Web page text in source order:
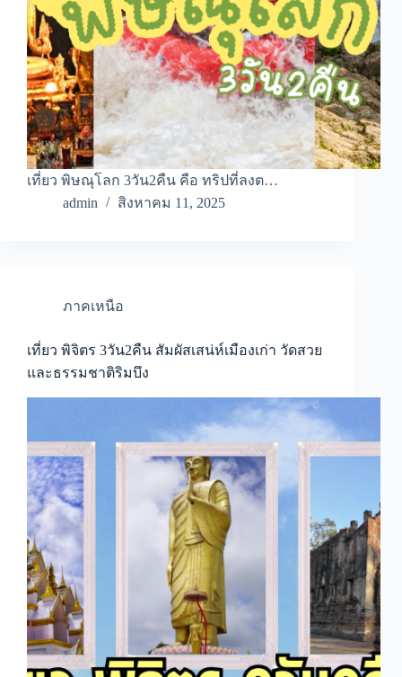
เที่ยว พิษณุโลก 3วัน2คืน คือ ทริปที่ลงต…
admin
สิงหาคม 11, 2025
ภาคเหนือ
เที่ยว พิจิตร 3วัน2คืน สัมผัสเสน่ห์เมืองเก่า วัดสวย
และธรรมชาติริมบึง